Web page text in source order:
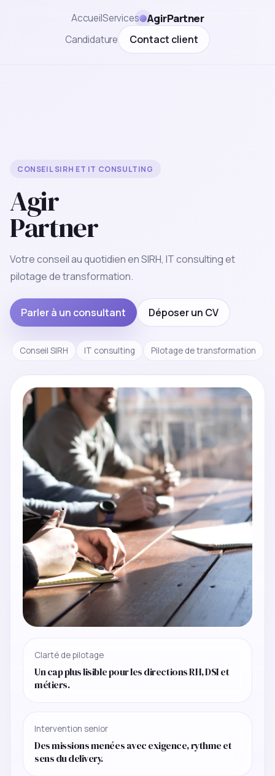
AccueilServices AgirPartner
Candidature Contact client
CONSEIL SIRH ET IT CONSULTING
Agir
Partner
Votre conseil au quotidien en SIRH, IT consulting et
pilotage de transformation.
Parler à un consultant Déposer un CV
Conseil SIRH IT consulting Pilotage de transformation
Clarté de pilotage
Un cap plus lisible pour les directions RH, DSI et
métiers.
Intervention senior
Des missions menées avec exigence, rythme et
sens du delivery.